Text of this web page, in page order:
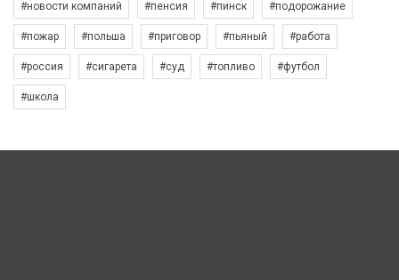
#новости компаний #пенсия #пинск #подорожание
#пожар #польша #приговор #пьяный #работа
#россия #сигарета #суд #топливо #футбол
#школа